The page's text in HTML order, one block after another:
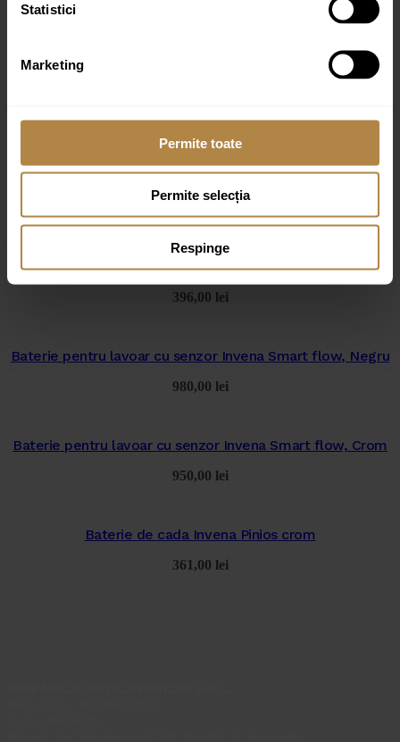
Statistici
Marketing
Permite toate
Permite selecția
Respinge
Produse similare
Lavoar de blat Invena Westa 45 cm alb lucios (copie)
396,00 lei
Baterie pentru lavoar cu senzor Invena Smart flow, Negru
980,00 lei
Baterie pentru lavoar cu senzor Invena Smart flow, Crom
950,00 lei
Baterie de cada Invena Pinios crom
361,00 lei